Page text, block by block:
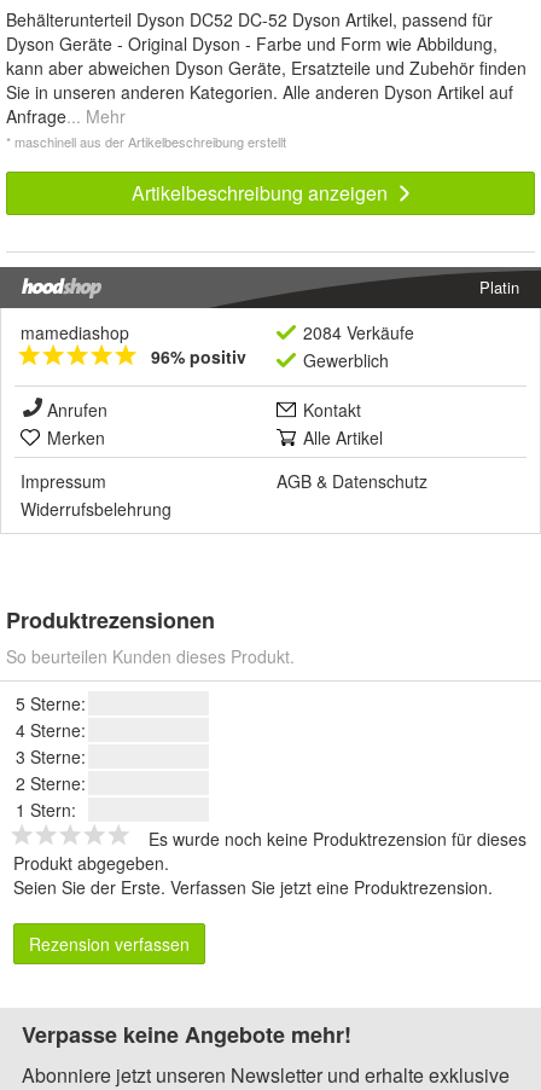
Behälterunterteil Dyson DC52 DC-52 Dyson Artikel, passend für
Dyson Geräte - Original Dyson - Farbe und Form wie Abbildung,
kann aber abweichen Dyson Geräte, Ersatzteile und Zubehör finden
Sie in unseren anderen Kategorien. Alle anderen Dyson Artikel auf
Anfrage... Mehr
* maschinell aus der Artikelbeschreibung erstellt
Artikelbeschreibung anzeigen
Platin
mamediashop
96% positiv
2084 Verkäufe
Gewerblich
Anrufen
Kontakt
Merken
Alle Artikel
Impressum
AGB & Datenschutz
Widerrufsbelehrung
Produktrezensionen
So beurteilen Kunden dieses Produkt.
5 Sterne:
4 Sterne:
3 Sterne:
2 Sterne:
1 Stern:
Es wurde noch keine Produktrezension für dieses
Produkt abgegeben.
Seien Sie der Erste. Verfassen Sie jetzt eine Produktrezension.
Rezension verfassen
Verpasse keine Angebote mehr!
Abonniere jetzt unseren Newsletter und erhalte exklusive